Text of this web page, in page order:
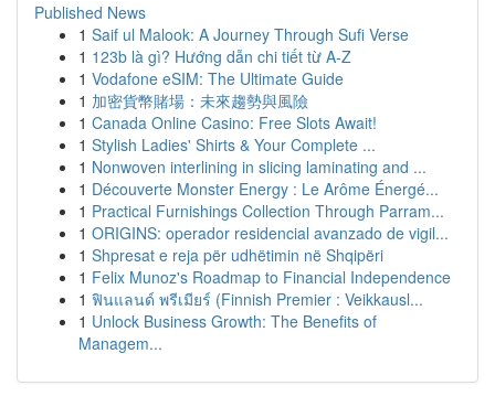
Published News
1 Saif ul Malook: A Journey Through Sufi Verse
1 123b là gì? Hướng dẫn chi tiết từ A-Z
1 Vodafone eSIM: The Ultimate Guide
1 加密貨幣賭場：未來趨勢與風險
1 Canada Online Casino: Free Slots Await!
1 Stylish Ladies' Shirts & Your Complete ...
1 Nonwoven interlining in slicing laminating and ...
1 Découverte Monster Energy : Le Arôme Énergé...
1 Practical Furnishings Collection Through Parram...
1 ORIGINS: operador residencial avanzado de vigil...
1 Shpresat e reja për udhëtimin në Shqipëri
1 Felix Munoz's Roadmap to Financial Independence
1 ฟินแลนด์ พรีเมียร์ (Finnish Premier : Veikkausl...
1 Unlock Business Growth: The Benefits of
Managem...